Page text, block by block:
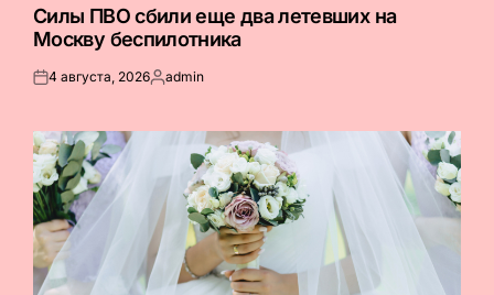
Силы ПВО сбили еще два летевших на
Москву беспилотника
Опубликовано
4 августа, 2026Запись
admin